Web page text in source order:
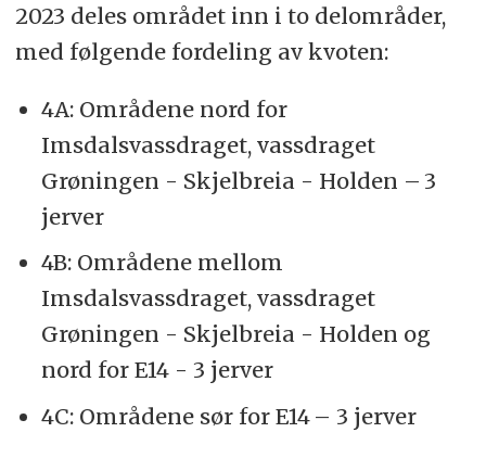
2023 deles området inn i to delområder,
med følgende fordeling av kvoten:
4A: Områdene nord for
Imsdalsvassdraget, vassdraget
Grøningen - Skjelbreia - Holden – 3
jerver
4B: Områdene mellom
Imsdalsvassdraget, vassdraget
Grøningen - Skjelbreia - Holden og
nord for E14 - 3 jerver
4C: Områdene sør for E14 – 3 jerver